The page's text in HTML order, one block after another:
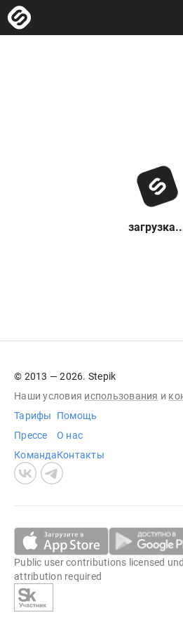
© 2013 — 2026. Stepik
Наши условия использования и
Тарифы
Прессе
Команда
Помощь
О нас
Контакты
Public user contributions licensed
attribution required